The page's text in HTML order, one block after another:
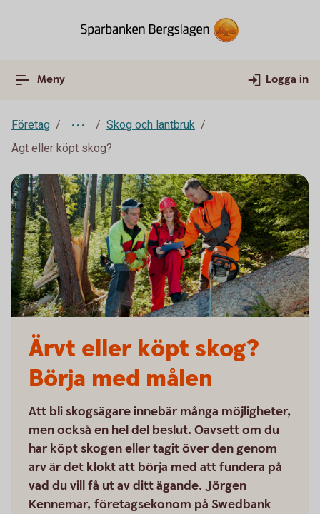
Meny Logga in
Företag
Skog och lantbruk
Ägt eller köpt skog?
Ärvt eller köpt skog?
Börja med målen
Att bli skogsägare innebär många möjligheter,
men också en hel del beslut. Oavsett om du
har köpt skogen eller tagit över den genom
arv är det klokt att börja med att fundera på
vad du vill få ut av ditt ägande. Jörgen
Kennemar, företagsekonom på Swedbank